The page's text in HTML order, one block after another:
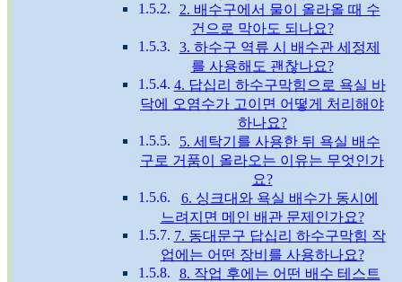
2. 배수구에서 물이 올라올 때 수
건으로 막아도 되나요?
3. 하수구 역류 시 배수관 세정제
를 사용해도 괜찮나요?
4. 답십리 하수구막힘으로 욕실 바
닥에 오염수가 고이면 어떻게 처리해야
하나요?
5. 세탁기를 사용한 뒤 욕실 배수
구로 거품이 올라오는 이유는 무엇인가
요?
6. 싱크대와 욕실 배수가 동시에
느려지면 메인 배관 문제인가요?
7. 동대문구 답십리 하수구막힘 작
업에는 어떤 장비를 사용하나요?
8. 작업 후에는 어떤 배수 테스트